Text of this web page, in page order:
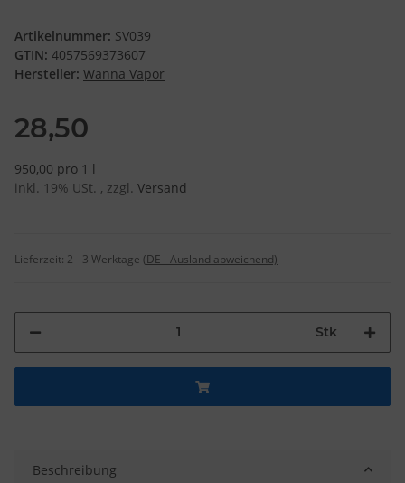
Artikelnummer: SV039
GTIN: 4057569373607
Hersteller: Wanna Vapor
28,50
950,00 pro 1 l
inkl. 19% USt. , zzgl. Versand
Lieferzeit: 2 - 3 Werktage (DE - Ausland abweichend)
Stk
Beschreibung